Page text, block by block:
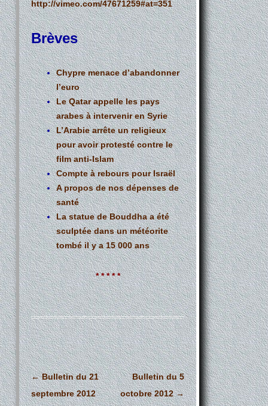
http://vimeo.com/47671259#at=351
Brèves
Chypre menace d’abandonner
l’euro
Le Qatar appelle les pays
arabes à intervenir en Syrie
L’Arabie arrête un religieux
pour avoir protesté contre le
film anti-Islam
Compte à rebours pour Israël
A propos de nos dépenses de
santé
La statue de Bouddha a été
sculptée dans un météorite
tombé il y a 15 000 ans
* * * * *
Navigation
des
←Bulletin du 21
septembre 2012
Bulletin du 5
octobre 2012→